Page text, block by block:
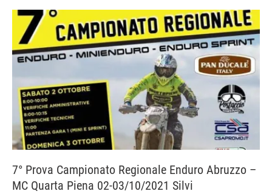
7° Prova Campionato Regionale Enduro Abruzzo –
MC Quarta Piena 02-03/10/2021 Silvi